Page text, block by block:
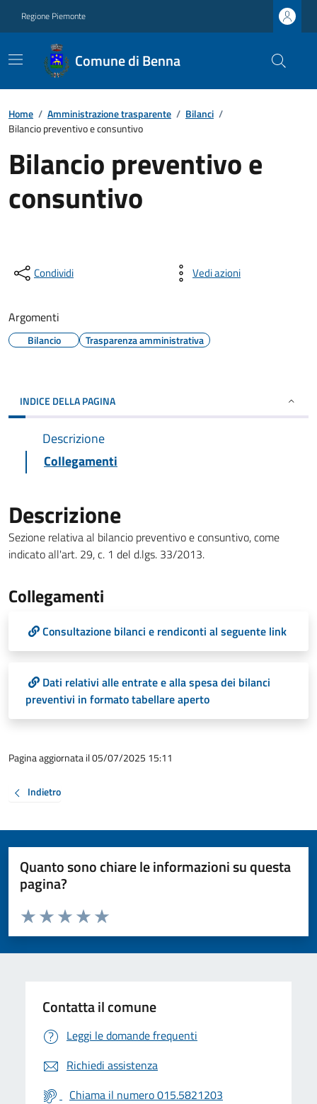
Regione Piemonte
Comune di Benna
Home / Amministrazione trasparente / Bilanci /
Bilancio preventivo e consuntivo
Bilancio preventivo e
consuntivo
Condividi Vedi azioni
Argomenti
Bilancio Trasparenza amministrativa
INDICE DELLA PAGINA
Descrizione
Collegamenti
Descrizione
Sezione relativa al bilancio preventivo e consuntivo, come
indicato all'art. 29, c. 1 del d.lgs. 33/2013.
Collegamenti
Consultazione bilanci e rendiconti al seguente link
Dati relativi alle entrate e alla spesa dei bilanci
preventivi in formato tabellare aperto
Pagina aggiornata il 05/07/2025 15:11
Indietro
Quanto sono chiare le informazioni su questa
pagina?
Valuta da 1 a 5 stelle la pagina
Valuta 5 stelle su 5
Valuta 4 stelle su 5
Valuta 3 stelle su 5
Valuta 2 stelle su 5
Valuta 1 stelle su 5
Contatta il comune
Leggi le domande frequenti
Richiedi assistenza
Chiama il numero 015.5821203